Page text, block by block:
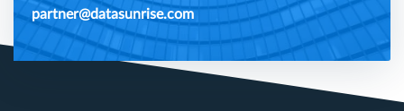
partner@datasunrise.com